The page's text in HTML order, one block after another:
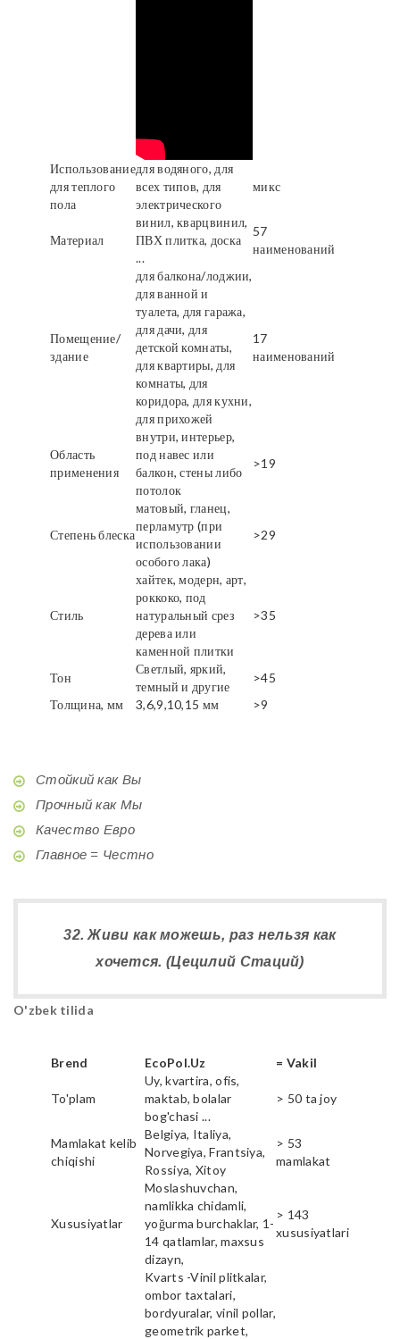
Использование
для теплого
пола
для водяного, для
всех типов, для
электрического
микс
Материал
винил, кварцвинил,
ПВХ плитка, доска
...
57
наименований
Помещение/
здание
для балкона/лоджии,
для ванной и
туалета, для гаража,
для дачи, для
детской комнаты,
для квартиры, для
комнаты, для
коридора, для кухни,
для прихожей
17
наименований
Область
применения
внутри, интерьер,
под навес или
балкон, стены либо
потолок
>19
Степень блеска
матовый, гланец,
перламутр (при
использовании
особого лака)
>29
Стиль
хайтек, модерн, арт,
роккоко, под
натуральный срез
дерева или
каменной плитки
>35
Тон
Светлый, яркий,
темный и другие
>45
Толщина, мм
3,6,9,10,15 мм >9
Стойкий как Вы
Прочный как Мы
Качество Евро
Главное = Честно
32. Живи как можешь, раз нельзя как
хочется. (Цецилий Стаций)
O'zbek tilida
Brend EcoPol.Uz = Vakil
To'plam
Uy, kvartira, ofis,
maktab, bolalar
bog'chasi ...
> 50 ta joy
Mamlakat kelib
chiqishi
Belgiya, Italiya,
Norvegiya, Frantsiya,
Rossiya, Xitoy
> 53
mamlakat
Xususiyatlar
Moslashuvchan,
namlikka chidamli,
yoğurma burchaklar, 1-
14 qatlamlar, maxsus
dizayn,
> 143
xususiyatlari
Kvarts -Vinil plitkalar,
ombor taxtalari,
bordyuralar, vinil pollar,
geometrik parket,